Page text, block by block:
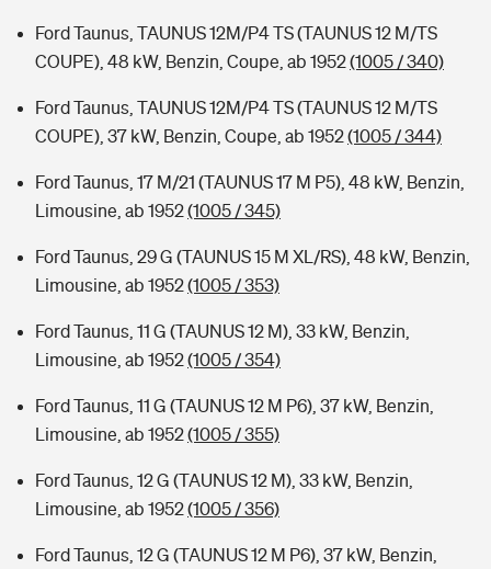
Ford Taunus, TAUNUS 12M/P4 TS (TAUNUS 12 M/TS
COUPE), 48 kW, Benzin, Coupe, ab 1952(1005 / 340)
Ford Taunus, TAUNUS 12M/P4 TS (TAUNUS 12 M/TS
COUPE), 37 kW, Benzin, Coupe, ab 1952(1005 / 344)
Ford Taunus, 17 M/21 (TAUNUS 17 M P5), 48 kW, Benzin,
Limousine, ab 1952(1005 / 345)
Ford Taunus, 29 G (TAUNUS 15 M XL/RS), 48 kW, Benzin,
Limousine, ab 1952(1005 / 353)
Ford Taunus, 11 G (TAUNUS 12 M), 33 kW, Benzin,
Limousine, ab 1952(1005 / 354)
Ford Taunus, 11 G (TAUNUS 12 M P6), 37 kW, Benzin,
Limousine, ab 1952(1005 / 355)
Ford Taunus, 12 G (TAUNUS 12 M), 33 kW, Benzin,
Limousine, ab 1952(1005 / 356)
Ford Taunus, 12 G (TAUNUS 12 M P6), 37 kW, Benzin,